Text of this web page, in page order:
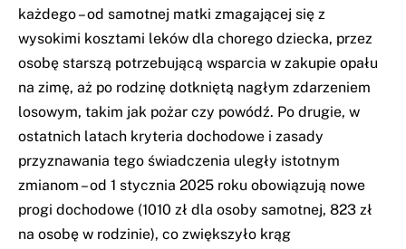
każdego – od samotnej matki zmagającej się z
wysokimi kosztami leków dla chorego dziecka, przez
osobę starszą potrzebującą wsparcia w zakupie opału
na zimę, aż po rodzinę dotkniętą nagłym zdarzeniem
losowym, takim jak pożar czy powódź. Po drugie, w
ostatnich latach kryteria dochodowe i zasady
przyznawania tego świadczenia uległy istotnym
zmianom – od 1 stycznia 2025 roku obowiązują nowe
progi dochodowe (1010 zł dla osoby samotnej, 823 zł
na osobę w rodzinie), co zwiększyło krąg